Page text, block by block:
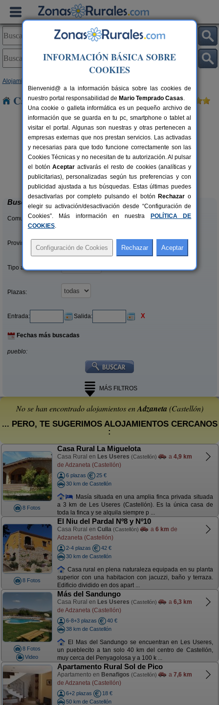
Alojamientos
Casas Rurales cerca de Adzaneta
5 pers.
desde12 €
Casa Rural La Señora
Veo (Castellón)
Buscar
Comunidades:
Provincias/Islas:
Tipo alquiler:
Plazas:
Entrada: Salida: X
Fechas más buscadas
pueblo:
MÁS FILTROS
No se han encontrado alojamientos enAdzaneta (Castellón)
... PERO, TE SUGERIMOS ALOJAMIENTOS CERCANOS
:
8 Fotos
Casa Rural La Miguelota
Casa Rural en Les Useres (Castellón) a 4,9 km
de Adzaneta (Castellón)
6 plazas
25 €
30 km de Castellón
Masía situada en una amplia finca privada situada
a 3 km de Les Useres (Castellón). Es la única casa de
toda la finca y se alquila siempre p ...
8 Fotos
El Niu del Pardal Nº8 y Nº10
Casa Rural en Culla (Castellón) a 6 km de
Adzaneta (Castellón)
2-4 plazas
42 €
30 km de Castellón
Casa rural en plena naturaleza equipada en su planta
superior con una habitacion con jacuzzi, baño y terraza.
Edificio dividido en dos apart ...
8 Fotos
Video
Más del Sandungo
Casa Rural en Les Useres (Castellón) a 6,3 km
de Adzaneta (Castellón)
6-8+3 plazas
40 €
38 km de Castellón
El Mas del Sandungo se encuentran en Les Useres,
un pueblecito a tan solo 40 km del centro de Castellón,
muy cerca del Penyagolosa y a 100 k ...
Apartamento Rural Sol de Pico
Apartamento en Benafigos (Castellón) a 7,6 km
de Adzaneta (Castellón)
6+2 plazas
18 €
50 km de Castellón
INFORMACIÓN BÁSICA SOBRE
COOKIES
Bienvenid@ a la información básica sobre las cookies de
nuestro portal responsabilidad de Mario Temprado Casas.
Una cookie o galleta informática es un pequeño archivo de
información que se guarda en tu pc, smartphone o tablet al
visitar el portal. Algunas son nuestras y otras pertenecen a
empresas externas que nos prestan servicios. Las activadas
y necesarias para que todo funcione correctamente son las
Cookies Técnicas y no necesitan de tu autorización. Al pulsar
el botónAceptar activarás el resto de cookies (analíticas y
publicitarias), personalizadas según tus preferencias y con
publicidad ajustada a tus búsquedas. Estas últimas puedes
desactivarlas por completo pulsando el botón Rechazar o
elegir su activación/desactivación desde “Configuración de
Cookies”. Más información en nuestra
POLÍTICA DE
COOKIES.